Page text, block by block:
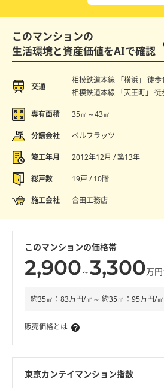
このマンションの
生活環境と資産価値をAIで確認
交通
相模鉄道本線 「横浜」 徒歩
相模鉄道本線 「天王町」 徒
専有面積 35㎡～43㎡
分譲会社 ベルフラッツ
竣工年月 2012年12月 / 築13年
総戸数 19戸 / 10階
施工会社 合田工務店
このマンションの価格帯
2,900 ～3,300万
約35㎡：83万円/㎡～ 約35㎡：95万円/㎡
販売価格とは
東京カンテイマンション指数